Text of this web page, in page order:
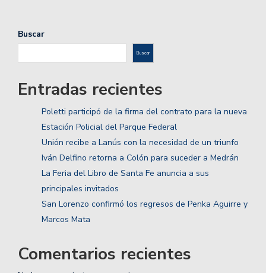
Buscar
Buscar
Entradas recientes
Poletti participó de la firma del contrato para la nueva
Estación Policial del Parque Federal
Unión recibe a Lanús con la necesidad de un triunfo
Iván Delfino retorna a Colón para suceder a Medrán
La Feria del Libro de Santa Fe anuncia a sus
principales invitados
San Lorenzo confirmó los regresos de Penka Aguirre y
Marcos Mata
Comentarios recientes